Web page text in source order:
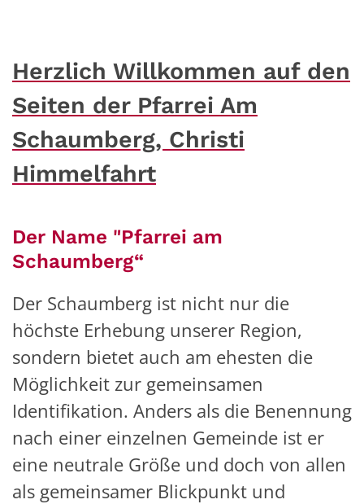
Herzlich Willkommen auf den
Seiten der Pfarrei Am
Schaumberg, Christi
Himmelfahrt
Der Name "Pfarrei am
Schaumberg“
Der Schaumberg ist nicht nur die
höchste Erhebung unserer Region,
sondern bietet auch am ehesten die
Möglichkeit zur gemeinsamen
Identifikation. Anders als die Benennung
nach einer einzelnen Gemeinde ist er
eine neutrale Größe und doch von allen
als gemeinsamer Blickpunkt und